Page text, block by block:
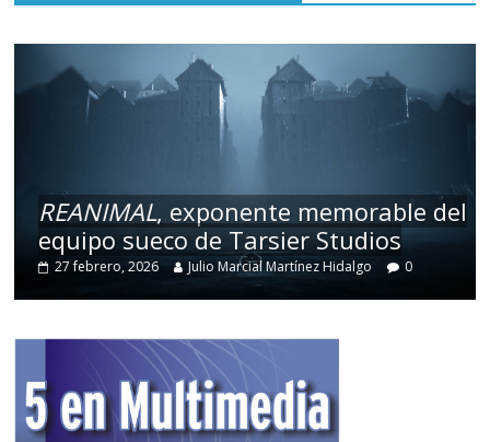
REANIMAL, exponente memorable del
equipo sueco de Tarsier Studios
27 febrero, 2026 Julio Marcial Martínez Hidalgo 0